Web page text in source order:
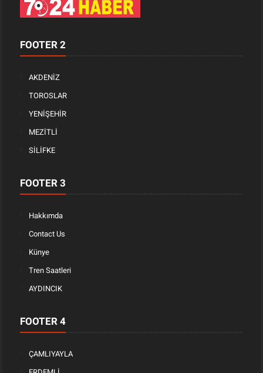
FOOTER 2
AKDENİZ
TOROSLAR
YENİŞEHİR
MEZİTLİ
SİLİFKE
FOOTER 3
Hakkımda
Contact Us
Künye
Tren Saatleri
AYDINCIK
FOOTER 4
ÇAMLIYAYLA